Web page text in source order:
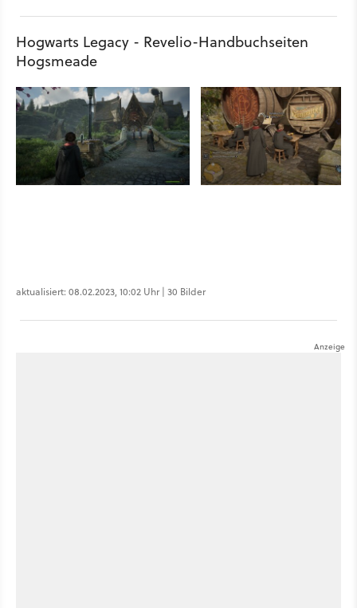
Hogwarts Legacy - Revelio-Handbuchseiten
Hogsmeade
aktualisiert: 08.02.2023, 10:02 Uhr | 30 Bilder